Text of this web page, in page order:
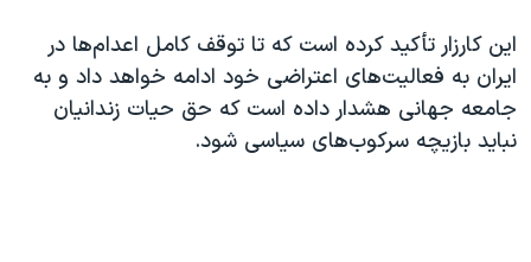
این کارزار تأکید کرده است که تا توقف کامل اعدام‌ها در
ایران به فعالیت‌های اعتراضی خود ادامه خواهد داد و به
جامعه جهانی هشدار داده است که حق حیات زندانیان
نباید بازیچه سرکوب‌های سیاسی شود.